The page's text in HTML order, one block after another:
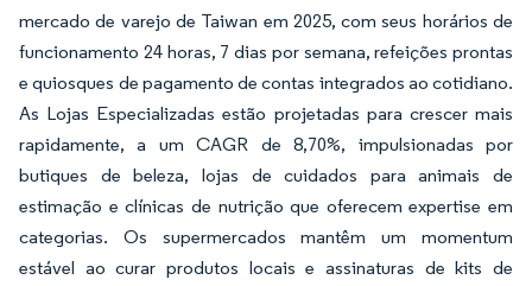
mercado de varejo de Taiwan em 2025, com seus horários de
funcionamento 24 horas, 7 dias por semana, refeições prontas
e quiosques de pagamento de contas integrados ao cotidiano.
As Lojas Especializadas estão projetadas para crescer mais
rapidamente, a um CAGR de 8,70%, impulsionadas por
butiques de beleza, lojas de cuidados para animais de
estimação e clínicas de nutrição que oferecem expertise em
categorias. Os supermercados mantêm um momentum
estável ao curar produtos locais e assinaturas de kits de